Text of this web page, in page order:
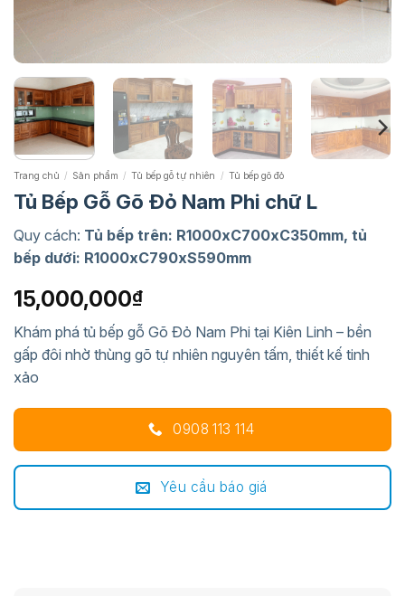
Trang chủ / Sản phẩm / Tủ bếp gỗ tự nhiên / Tủ bếp gõ đỏ
Tủ Bếp Gỗ Gõ Đỏ Nam Phi chữ L
Quy cách: Tủ bếp trên: R1000xC700xC350mm, tủ
bếp dưới: R1000xC790xS590mm
15,000,000₫
Khám phá tủ bếp gỗ Gõ Đỏ Nam Phi tại Kiên Linh – bền
gấp đôi nhờ thùng gõ tự nhiên nguyên tấm, thiết kế tinh
xảo
0908 113 114
Yêu cầu báo giá